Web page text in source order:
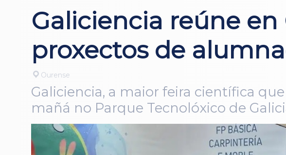
Galiciencia reúne
proxectos de
Ourense
Galiciencia, a maior feira científica
mañá no Parque Tecnolóxico de